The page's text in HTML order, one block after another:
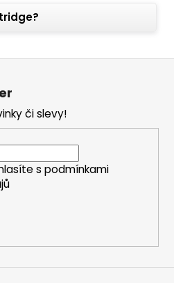
či slevy!
s podmínkami